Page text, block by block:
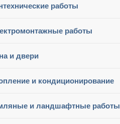
работы
работы
и двери
и кондиционирование
и ландшафтные работы